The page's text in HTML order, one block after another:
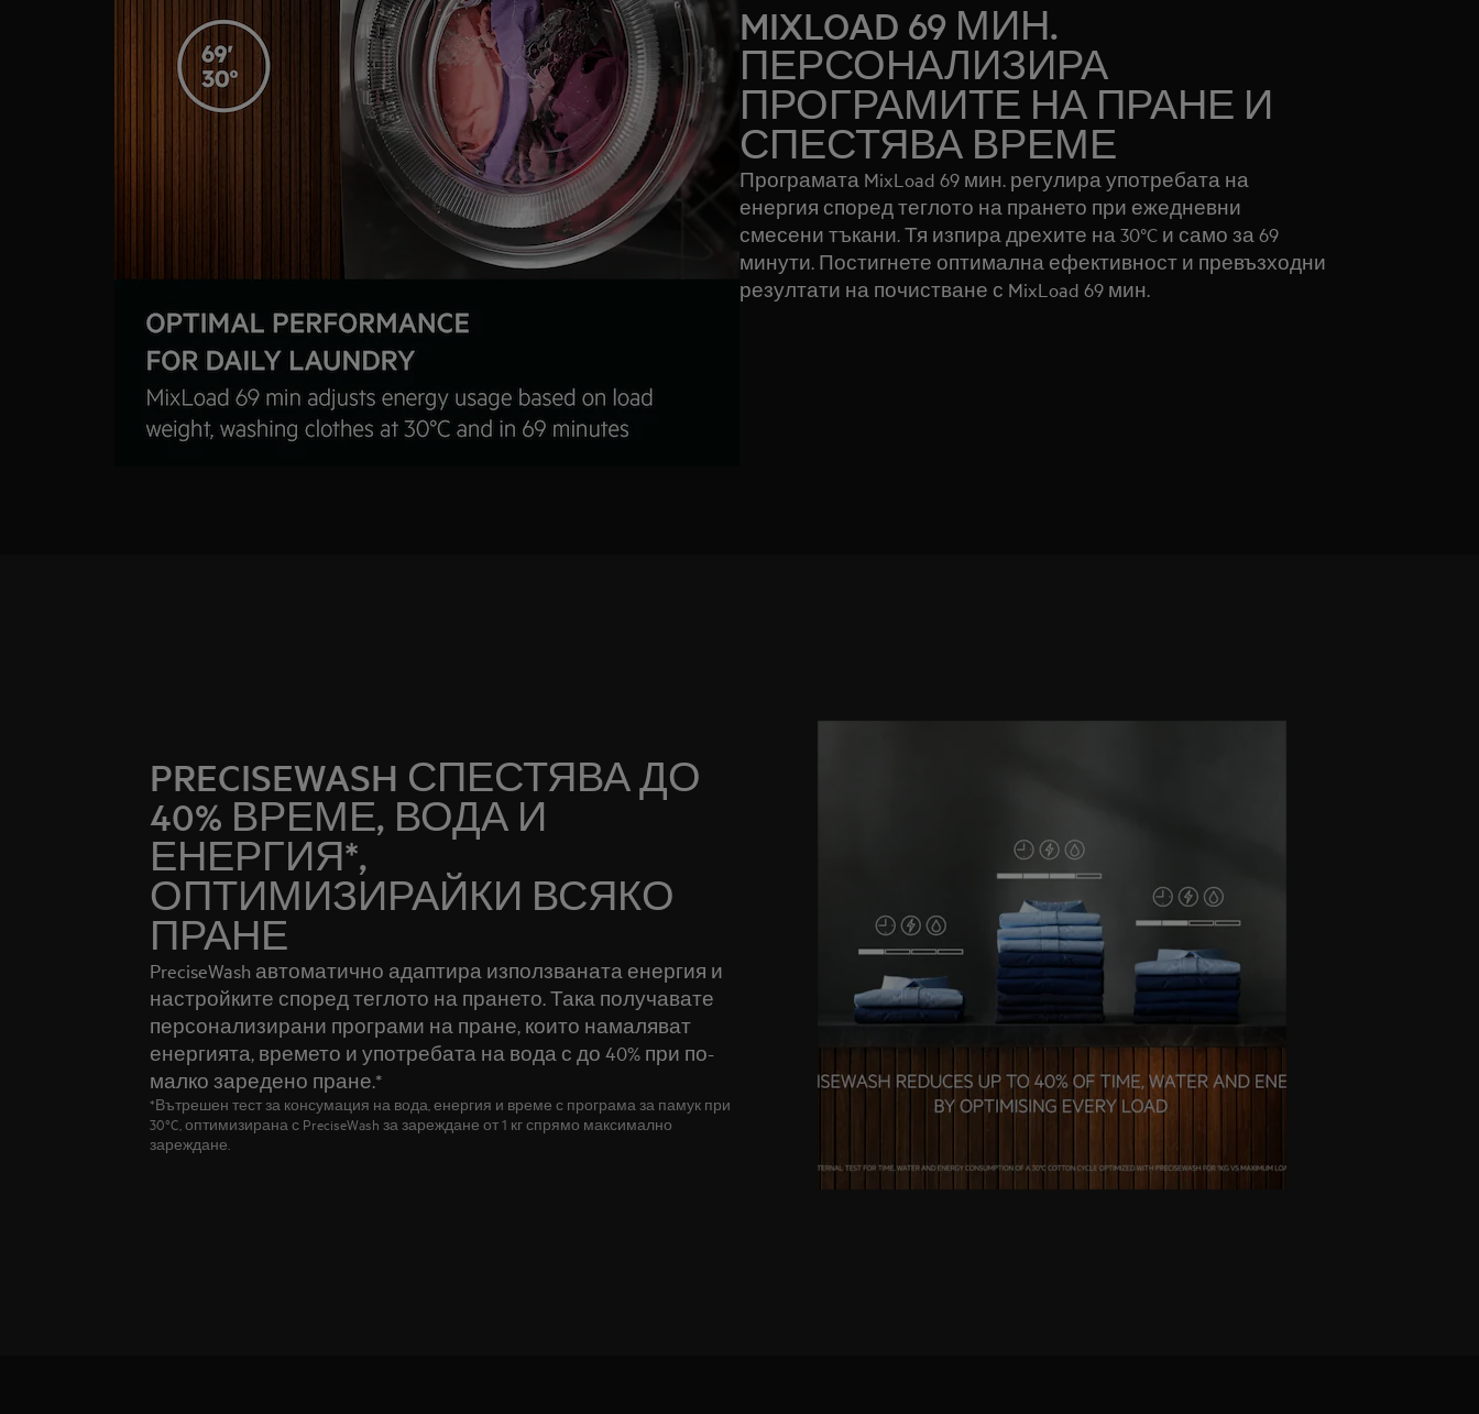
MIXLOAD 69 МИН.
ПЕРСОНАЛИЗИРА
ПРОГРАМИТЕ НА ПРАНЕ И
СПЕСТЯВА ВРЕМЕ
Програмата MixLoad 69 мин. регулира употребата на
енергия според теглото на прането при ежедневни
смесени тъкани. Тя изпира дрехите на 30°C и само за 69
минути. Постигнете оптимална ефективност и превъзходни
резултати на почистване с MixLoad 69 мин.
PRECISEWASH СПЕСТЯВА ДО
40% ВРЕМЕ, ВОДА И
ЕНЕРГИЯ*,
ОПТИМИЗИРАЙКИ ВСЯКО
ПРАНЕ
PreciseWash автоматично адаптира използваната енергия и
настройките според теглото на прането. Така получавате
персонализирани програми на пране, които намаляват
енергията, времето и употребата на вода с до 40% при по-
малко заредено пране.*
*Вътрешен тест за консумация на вода, енергия и време с програма за памук при
30°C, оптимизирана с PreciseWash за зареждане от 1 кг спрямо максимално
зареждане.